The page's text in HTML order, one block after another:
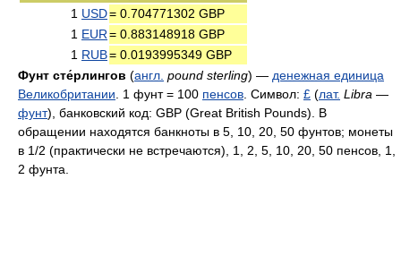
1 USD= 0.704771302 GBP
1 EUR= 0.883148918 GBP
1 RUB= 0.0193995349 GBP
Фунт сте́рлингов (англ. pound sterling) — денежная единица
Великобритании . 1 фунт = 100 пенсов . Символ: £ (лат. Libra —
фунт), банковский код: GBP (Great British Pounds). В
обращении находятся банкноты в 5, 10, 20, 50 фунтов; монеты
в 1/2 (практически не встречаются), 1, 2, 5, 10, 20, 50 пенсов, 1,
2 фунта.